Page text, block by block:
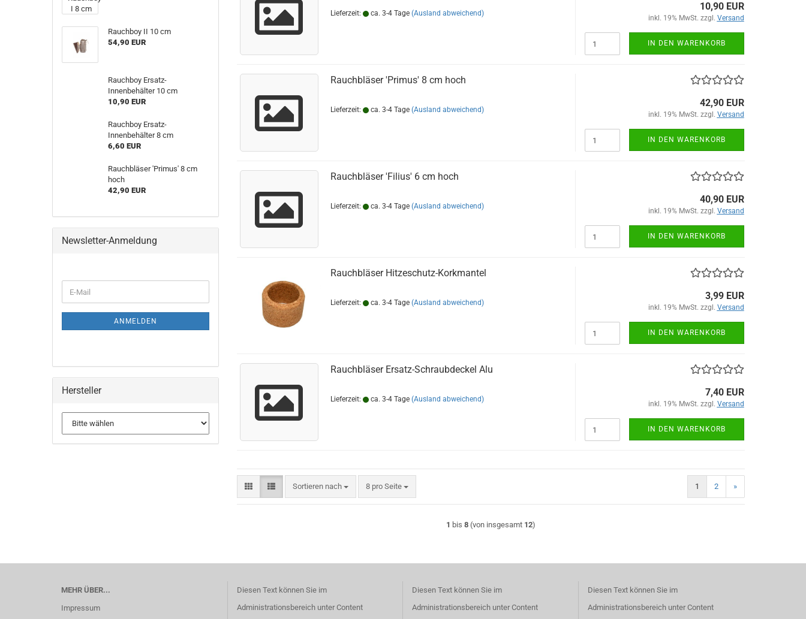
Lieferzeit: ca. 3-4 Tage (Ausland abweichend)
10,90 EUR
inkl. 19% MwSt. zzgl. Versand
IN DEN WARENKORB
Rauchbläser 'Primus' 8 cm hoch
Lieferzeit: ca. 3-4 Tage (Ausland abweichend)
42,90 EUR
inkl. 19% MwSt. zzgl. Versand
IN DEN WARENKORB
Rauchbläser 'Filius' 6 cm hoch
Lieferzeit: ca. 3-4 Tage (Ausland abweichend)
40,90 EUR
inkl. 19% MwSt. zzgl. Versand
IN DEN WARENKORB
Rauchbläser Hitzeschutz-Korkmantel
Lieferzeit: ca. 3-4 Tage (Ausland abweichend)
3,99 EUR
inkl. 19% MwSt. zzgl. Versand
IN DEN WARENKORB
Rauchbläser Ersatz-Schraubdeckel Alu
Lieferzeit: ca. 3-4 Tage (Ausland abweichend)
7,40 EUR
inkl. 19% MwSt. zzgl. Versand
IN DEN WARENKORB
Sortieren nach
Sortieren nach 8 pro Seite
pro Seite 1 2 »
1 bis 8(von insgesamt 12)
Rauchboy II 10 cm
54,90 EUR
Rauchboy Ersatz-
Innenbehälter 10 cm
10,90 EUR
Rauchboy Ersatz-
Innenbehälter 8 cm
6,60 EUR
Rauchbläser 'Primus' 8 cm
hoch
42,90 EUR
Newsletter-Anmeldung
ZUR
E-
Mail
ANMELDEN
Hersteller
MEHR ÜBER...
Impressum
Diesen Text können Sie im
Administrationsbereich unter Content
Diesen Text können Sie im
Administrationsbereich unter Content
Diesen Text können Sie im
Administrationsbereich unter Content